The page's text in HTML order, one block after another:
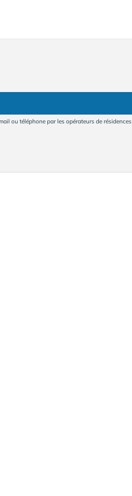
ou téléphone par les opérateurs de résidences